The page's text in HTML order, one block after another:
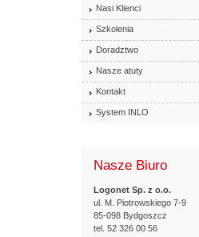
Nasi Klienci
Szkolenia
Doradztwo
Nasze atuty
Kontakt
System INLO
Nasze Biuro
Logonet Sp. z o.o.
ul. M. Piotrowskiego 7-9
85-098 Bydgoszcz
tel. 52 326 00 56